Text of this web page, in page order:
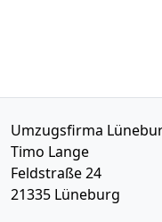
Umzugsfirma
Timo Lange
Feldstraße 24
21335 Lüneburg